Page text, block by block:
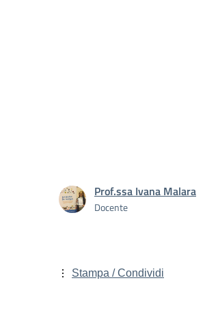
Prof.ssa Ivana Malara
Docente
Stampa / Condividi